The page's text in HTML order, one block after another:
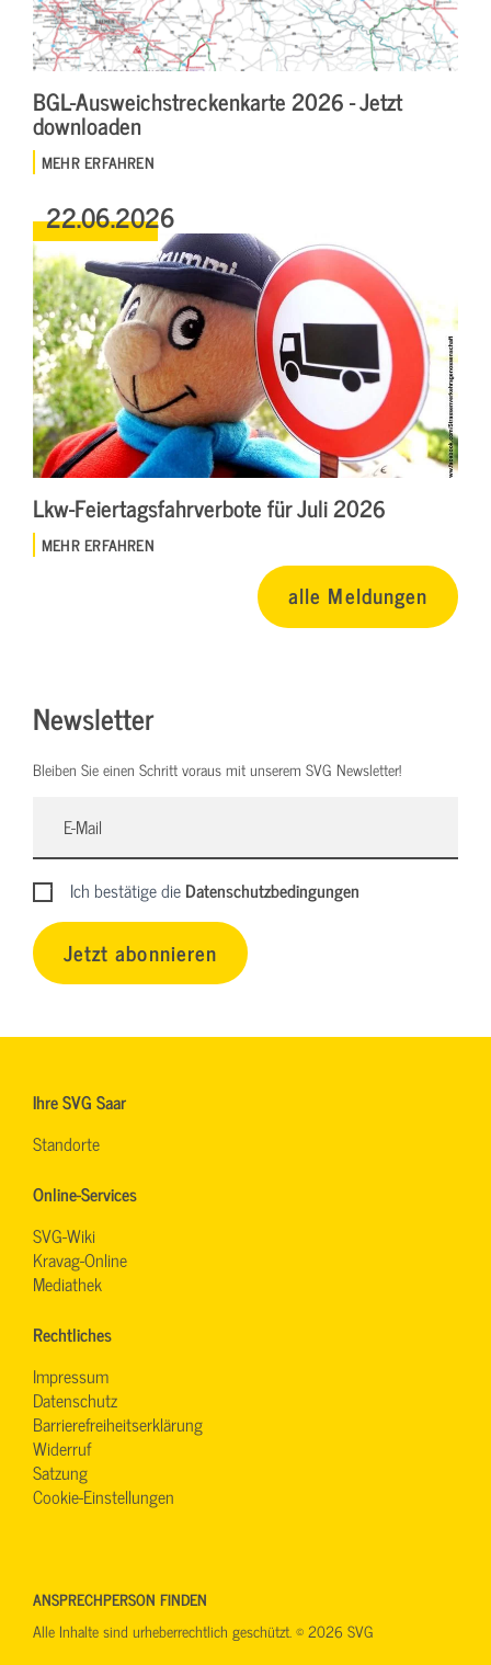
BGL-Ausweichstreckenkarte 2026 - Jetzt
downloaden
MEHR ERFAHREN
22.06.2026
Lkw-Feiertagsfahrverbote für Juli 2026
MEHR ERFAHREN
alle Meldungen
Newsletter
Bleiben Sie einen Schritt voraus mit unserem SVG Newsletter!
Ich bestätige dieDatenschutzbedingungen
Jetzt abonnieren
Ihre SVG Saar
Standorte
Online-Services
SVG-Wiki
Kravag-Online
Mediathek
Rechtliches
Impressum
Datenschutz
Barrierefreiheitserklärung
Widerruf
Satzung
Cookie-Einstellungen
ANSPRECHPERSON FINDEN
Alle Inhalte sind urheberrechtlich geschützt. © 2026 SVG